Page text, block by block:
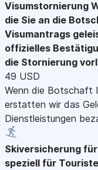
Visumstornierung
die Sie an die
Visumantrags
offizielles
die Stornierung
49 USD
Wenn die Botschaft
erstatten wir das
Dienstleistungen
Skiversicherung
speziell für